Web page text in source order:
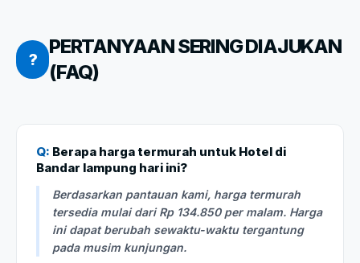
?
PERTANYAAN SERING DIAJUKAN
(FAQ)
Q: Berapa harga termurah untuk Hotel di
Bandar lampung hari ini?
Berdasarkan pantauan kami, harga termurah
tersedia mulai dari Rp 134.850 per malam. Harga
ini dapat berubah sewaktu-waktu tergantung
pada musim kunjungan.